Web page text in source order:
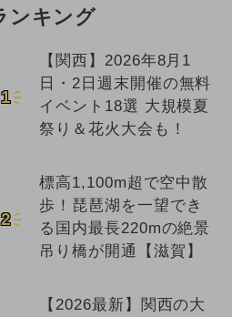
ンキング
1
【関西】2026年8月1
日・2日週末開催の無料
イベント18選 大規模夏
祭り＆花火大会も！
2
標高1,100m超で空中散
歩！琵琶湖を一望でき
る国内最長220mの絶景
吊り橋が開通【滋賀】
【2026最新】関西の大